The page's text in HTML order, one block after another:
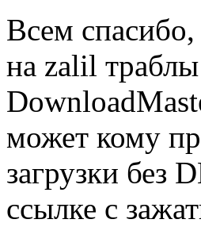
Всем спасибо,
на zalil
может кому
загрузки без
ссылке с